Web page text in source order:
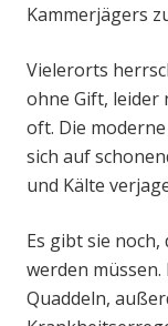
Kammerjägers
Vielerorts
ohne Gift, leider
oft. Die
sich auf
und Kälte
Es gibt sie
werden
Quaddeln,